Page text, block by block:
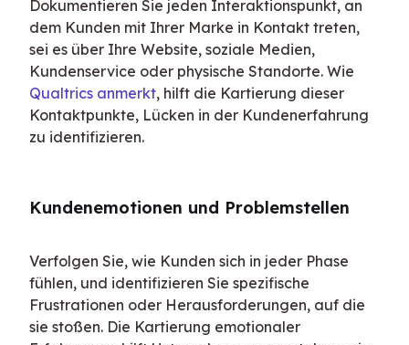
Dokumentieren Sie jeden Interaktionspunkt, an
dem Kunden mit Ihrer Marke in Kontakt treten,
sei es über Ihre Website, soziale Medien,
Qualtrics anmerkt, hilft die Kartierung dieser
Kontaktpunkte, Lücken in der Kundenerfahrung
zu identifizieren.
Kundenemotionen und Problemstellen
Verfolgen Sie, wie Kunden sich in jeder Phase
fühlen, und identifizieren Sie spezifische
Frustrationen oder Herausforderungen, auf die
sie stoßen. Die Kartierung emotionaler